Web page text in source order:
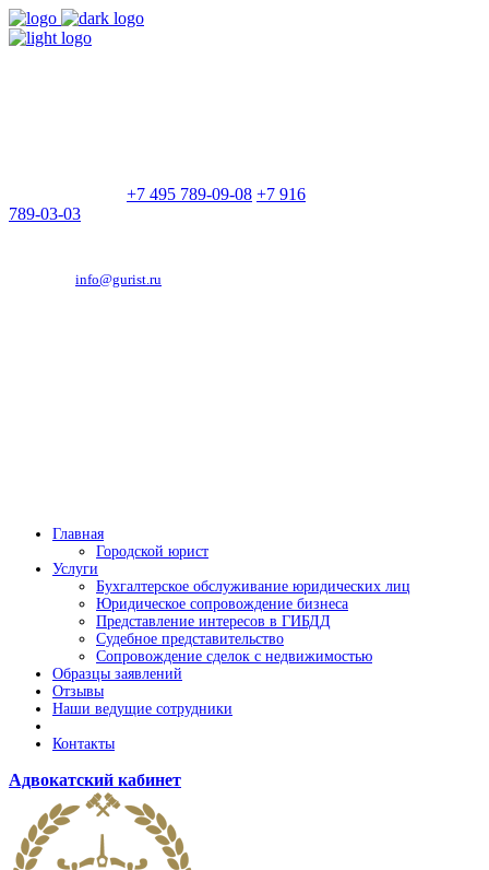
+7 495 789-09-08 +7 916
789-03-03
info@gurist.ru
Главная
Городской юрист
Услуги
Бухгалтерское обслуживание юридических лиц
Юридическое сопровождение бизнеса
Представление интересов в ГИБДД
Судебное представительство
Сопровождение сделок с недвижимостью
Образцы заявлений
Отзывы
Наши ведущие сотрудники
Контакты
Адвокатский кабинет